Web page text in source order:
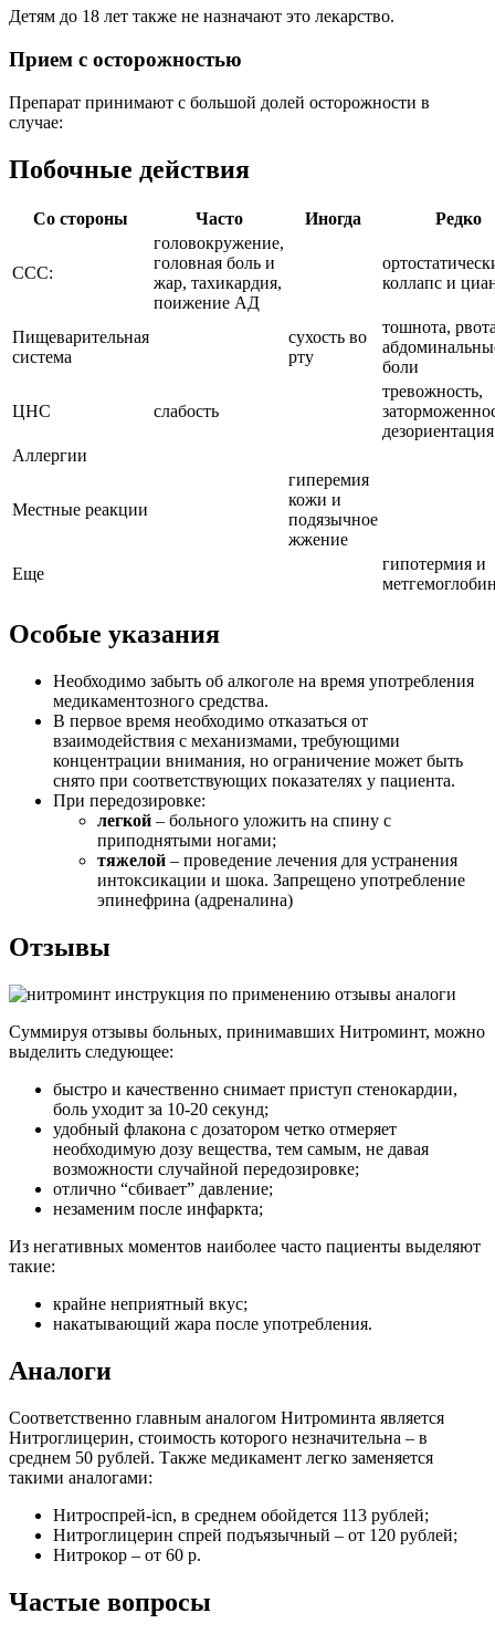
Детям до 18 лет также не назначают это лекарство.
Прием с осторожностью
Препарат принимают с большой долей осторожности в
случае:
Побочные действия
Со стороны Часто Иногда Редко
ССС:
головокружение,
головная боль и
жар, тахикардия,
поижение АД
коллапс и
Пищеварительная
система
сухость во
рту
тошнота,
боли
ЦНС слабость
тревожность,
дезориентация
Аллергии
Местные реакции
гиперемия
кожи и
подязычное
жжение
Еще
гипотермия и
Особые указания
Необходимо забыть об алкоголе на время употребления
медикаментозного средства.
В первое время необходимо отказаться от
взаимодействия с механизмами, требующими
концентрации внимания, но ограничение может быть
снято при соответствующих показателях у пациента.
При передозировке:
легкой – больного уложить на спину с
приподнятыми ногами;
тяжелой – проведение лечения для устранения
интоксикации и шока. Запрещено употребление
эпинефрина (адреналина)
Отзывы
Суммируя отзывы больных, принимавших Нитроминт, можно
выделить следующее:
быстро и качественно снимает приступ стенокардии,
боль уходит за 10-20 секунд;
удобный флакона с дозатором четко отмеряет
необходимую дозу вещества, тем самым, не давая
возможности случайной передозировке;
отлично “сбивает” давление;
незаменим после инфаркта;
Из негативных моментов наиболее часто пациенты выделяют
такие:
крайне неприятный вкус;
накатывающий жара после употребления.
Аналоги
Соответственно главным аналогом Нитроминта является
Нитроглицерин, стоимость которого незначительна – в
среднем 50 рублей. Также медикамент легко заменяется
такими аналогами:
Нитроспрей-icn, в среднем обойдется 113 рублей;
Нитроглицерин спрей подъязычный – от 120 рублей;
Нитрокор – от 60 р.
Частые вопросы